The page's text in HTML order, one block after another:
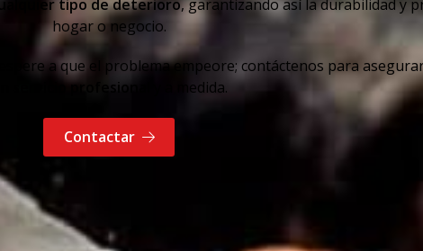
tipo de deterioro, garantizando así la durabilidad y
hogar o negocio.
espere a que el problema empeore; contáctenos para
servicio profesional y a medida.
Contactar